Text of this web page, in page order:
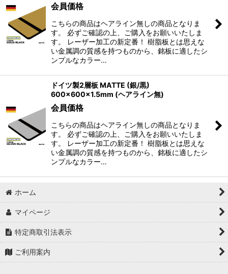
会員価格
こちらの商品はヘアライン無しの商品となりま
す。 必ずご確認の上、ご購入をお願いいたしま
す。 レーザー加工の新定番！ 樹脂板とは思えな
い金属調の質感を持つものから、銘板に適したシ
ンプルなカラー…
ドイツ製2層板 MATTE (銀/黒)
600×600×1.5mm (ヘアライン無)
会員価格
こちらの商品はヘアライン無しの商品となりま
す。 必ずご確認の上、ご購入をお願いいたしま
す。 レーザー加工の新定番！ 樹脂板とは思えな
い金属調の質感を持つものから、銘板に適したシ
ンプルなカラー…
ホーム
マイページ
特定商取引法表示
ご利用案内